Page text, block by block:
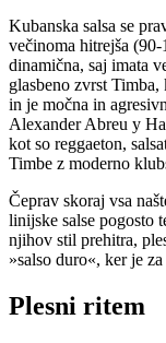
Kubanska salsa se
večinoma hitrejša
dinamična, saj imata
glasbeno zvrst
in je močna in
Alexander Abreu y
kot so reggaeton,
Timbe z moderno
Čeprav skoraj vsa
linijske salse pogosto
njihov stil prehitra,
»salso duro«, ker je
Plesni ritem